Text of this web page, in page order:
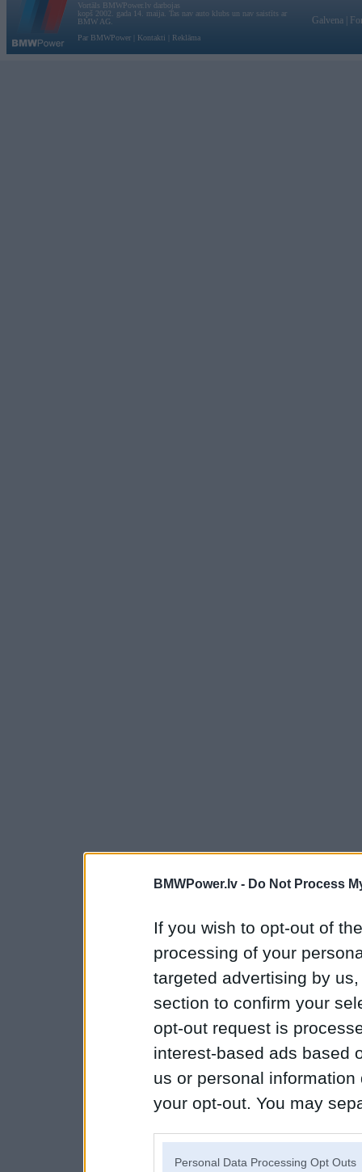
BMWPower.lv - Do Not Process
If you wish to opt-out of
processing of your
targeted advertising by
section to confirm your
opt-out request is
interest-based ads based
us or personal
your opt-out. You may
Personal Data Processing Opt Outs
Vortāls BMWPower.lv darbojas
kopš 2002. gada 14. maija. Tas nav auto klubs un nav saistīts ar
BMW AG.
Par BMWPower
Kontakti Reklāma
Galvena